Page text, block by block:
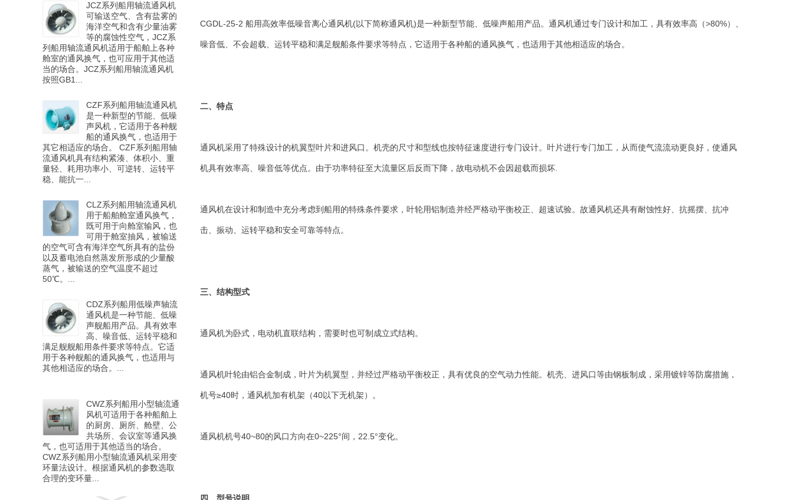
JCZ系列船用轴流通风机
可输送空气、含有盐雾的
海洋空气和含有少量油雾
等的腐蚀性空气，JCZ系
列船用轴流通风机适用于船舶上各种
舱室的通风换气，也可应用于其他适
当的场合。JCZ系列船用轴流通风机
按照GB1...
CZF系列船用轴流通风机
是一种新型的节能、低噪
声风机，它适用于各种舰
船的通风换气，也适用于
其它相适应的场合。 CZF系列船用轴
流通风机具有结构紧湊、体积小、重
量轻、耗用功率小、可逆转、运转平
稳、能抗一...
CLZ系列船用轴流通风机
用于船舶舱室通风换气，
既可用于向舱室输风，也
可用于舱室抽风，被输送
的空气可含有海洋空气所具有的盐份
以及蓄电池自然蒸发所形成的少量酸
蒸气，被输送的空气温度不超过
50℃。...
CDZ系列船用低噪声轴流
通风机是一种节能、低噪
声舰船用产品。具有效率
高、噪音低、运转平稳和
满足舰舰船用条件要求等特点。它适
用于各种舰船的通风换气，也适用与
其他相适应的场合。...
CWZ系列船用小型轴流通
风机可适用于各种船舶上
的厨房、厕所、舱壁、公
共场所、会议室等通风换
气，也可适用于其他适当的场合。
CWZ系列船用小型轴流通风机采用变
环量法设计。根据通风机的参数选取
合理的变环量...
CGDL-25-2 船用高效率低噪音离心通风机(以下简称通风机)是一种新型节能、低噪声船用产品。通风机通过专门设计和加工，具有效率高（>80%）、
噪音低、不会超载、运转平稳和满足舰船条件要求等特点，它适用于各种船的通风换气，也适用于其他相适应的场合。
二、特点
通风机采用了特殊设计的机翼型叶片和进风口。机壳的尺寸和型线也按特征速度进行专门设计。叶片进行专门加工，从而使气流流动更良好，使通风
机具有效率高、噪音低等优点。由于功率特征至大流量区后反而下降，故电动机不会因超载而损坏.
通风机在设计和制造中充分考虑到船用的特殊条件要求，叶轮用铝制造并经严格动平衡校正、超速试验。故通风机还具有耐蚀性好、抗摇摆、抗冲
击、振动、运转平稳和安全可靠等特点。
三、结构型式
通风机为卧式，电动机直联结构，需要时也可制成立式结构。
通风机叶轮由铝合金制成，叶片为机翼型，并经过严格动平衡校正，具有优良的空气动力性能。机壳、进风口等由钢板制成，采用镀锌等防腐措施，
机号≥40时，通风机加有机架（40以下无机架）。
通风机机号40~80的风口方向在0~225°间，22.5°变化。